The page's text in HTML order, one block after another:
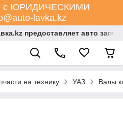
с ЮРИДИЧЕСКИМИ
lavka.kz
предоставляет авто
на технику УАЗ Валы